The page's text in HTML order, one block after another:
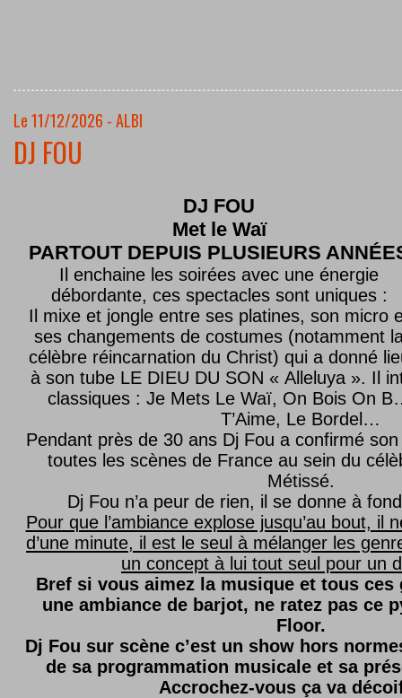
Le 11/12/2026 - ALBI
DJ FOU
DJ FOU
Met le Waï
PARTOUT DEPUIS PLUSIEURS
Il enchaine les soirées avec une énergie
débordante, ces spectacles sont uniques :
Il mixe et jongle entre ses platines, son micro
ses changements de costumes (notamment
célèbre réincarnation du Christ) qui a donné
à son tube LE DIEU DU SON « Alleluya ». Il
classiques : Je Mets Le Waï, On Bois On
T’Aime, Le Bordel…
Pendant près de 30 ans Dj Fou a confirmé son
toutes les scènes de France au sein du
Métissé.
Dj Fou n’a peur de rien, il se donne à
Pour que l’ambiance explose jusqu’au bout, il
d’une minute, il est le seul à mélanger les
un concept à lui tout seul pour un
Bref si vous aimez la musique et tous ces
une ambiance de barjot, ne ratez pas ce
Floor.
Dj Fou sur scène c’est un show hors
de sa programmation musicale et sa
Accrochez-vous ça va